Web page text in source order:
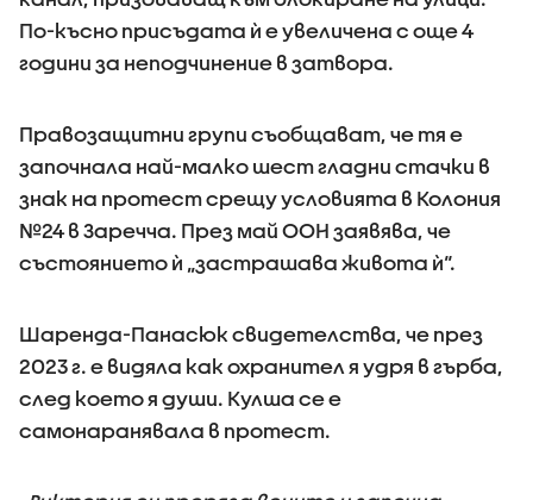
По-късно присъдата ѝ е увеличена с още 4
години за неподчинение в затвора.
Правозащитни групи съобщават, че тя е
започнала най-малко шест гладни стачки в
знак на протест срещу условията в Колония
№24 в Заречча. През май ООН заявява, че
състоянието ѝ „застрашава живота ѝ“.
Шаренда-Панасюк свидетелства, че през
2023 г. е видяла как охранител я удря в гърба,
след което я души. Кулша се е
самонаранявала в протест.